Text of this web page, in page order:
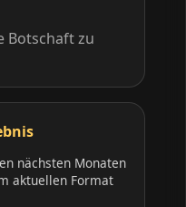
Botschaft zu
nächsten Monaten
aktuellen Format